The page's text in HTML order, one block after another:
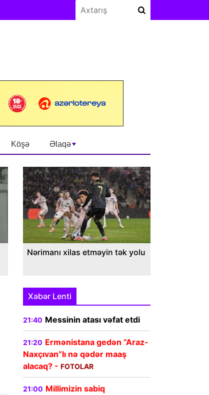
Köşə Əlaqə
Nərimanı xilas etməyin tək yolu
Xəbər Lenti
21:40 Messinin atası vəfat etdi
21:20 Ermənistana gedən “Araz-
Naxçıvan”lı nə qədər maaş
alacaq? - FOTOLAR
21:00 Millimizin sabiq